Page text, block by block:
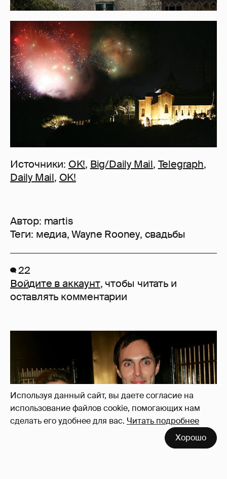
Используя данный сайт, вы даете согласие на
использование файлов cookie, помогающих нам
сделать его удобнее для вас. Читать подробнее
Хорошо
Источники: OK!, Big/Daily Mail, Telegraph,
Daily Mail, OK!
Автор: martis
Теги: медиа,Wayne Rooney, свадьбы
22
Войдите в аккаунт, чтобы читать и
оставлять комментарии